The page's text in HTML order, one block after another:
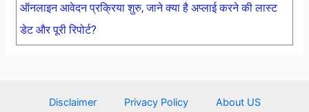
ऑनलाइन आवेदन प्रक्रिया शुरु, जाने क्या है अप्लाई करने की लास्ट
डेट और पूरी रिपोर्ट?
Disclaimer Privacy Policy
About US